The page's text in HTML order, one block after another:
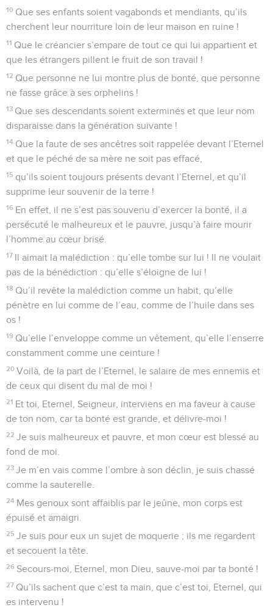
10 Que ses enfants soient vagabonds et mendiants, qu’ils
cherchent leur nourriture loin de leur maison en ruine !
11 Que le créancier s’empare de tout ce qui lui appartient et
que les étrangers pillent le fruit de son travail !
12 Que personne ne lui montre plus de bonté, que personne
ne fasse grâce à ses orphelins !
13 Que ses descendants soient exterminés et que leur nom
disparaisse dans la génération suivante !
14 Que la faute de ses ancêtres soit rappelée devant l’Eternel
et que le péché de sa mère ne soit pas effacé,
15 qu’ils soient toujours présents devant l’Eternel, et qu’il
supprime leur souvenir de la terre !
16 En effet, il ne s’est pas souvenu d’exercer la bonté, il a
persécuté le malheureux et le pauvre, jusqu’à faire mourir
l’homme au cœur brisé.
17 Il aimait la malédiction : qu’elle tombe sur lui ! Il ne voulait
pas de la bénédiction : qu’elle s’éloigne de lui !
18 Qu’il revête la malédiction comme un habit, qu’elle
pénètre en lui comme de l’eau, comme de l’huile dans ses
os !
19 Qu’elle l’enveloppe comme un vêtement, qu’elle l’enserre
constamment comme une ceinture !
20 Voilà, de la part de l’Eternel, le salaire de mes ennemis et
de ceux qui disent du mal de moi !
21 Et toi, Eternel, Seigneur, interviens en ma faveur à cause
de ton nom, car ta bonté est grande, et délivre-moi !
22 Je suis malheureux et pauvre, et mon cœur est blessé au
fond de moi.
23 Je m’en vais comme l’ombre à son déclin, je suis chassé
comme la sauterelle.
24 Mes genoux sont affaiblis par le jeûne, mon corps est
épuisé et amaigri.
25 Je suis pour eux un sujet de moquerie ; ils me regardent
et secouent la tête.
26 Secours-moi, Eternel, mon Dieu, sauve-moi par ta bonté !
27 Qu’ils sachent que c’est ta main, que c’est toi, Eternel, qui
es intervenu !